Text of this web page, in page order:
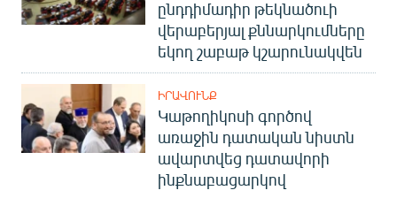
ընդդիմադիր թեկնածուի
վերաբերյալ քննարկումները
եկող շաբաթ կշարունակվեն
ԻՐԱՎՈՒՆՔ
Կաթողիկոսի գործով
առաջին դատական նիստն
ավարտվեց դատավորի
ինքնաբացարկով